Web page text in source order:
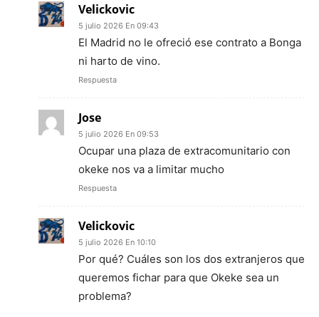
Velickovic
5 julio 2026 En 09:43
El Madrid no le ofreció ese contrato a Bonga
ni harto de vino.
Respuesta
Jose
5 julio 2026 En 09:53
Ocupar una plaza de extracomunitario con
okeke nos va a limitar mucho
Respuesta
Velickovic
5 julio 2026 En 10:10
Por qué? Cuáles son los dos extranjeros que
queremos fichar para que Okeke sea un
problema?